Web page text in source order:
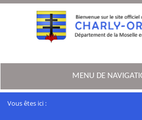
MENU DE
Vous êtes ici :